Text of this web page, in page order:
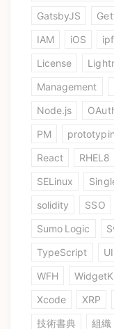
GatsbyJS
IAM
iOS
License
Management
Node.js
PM
React
RHEL8
SELinux
solidity
SSO
Sumo Logic
TypeScript
UI
WFH
Xcode
XRP
技術書典
組織